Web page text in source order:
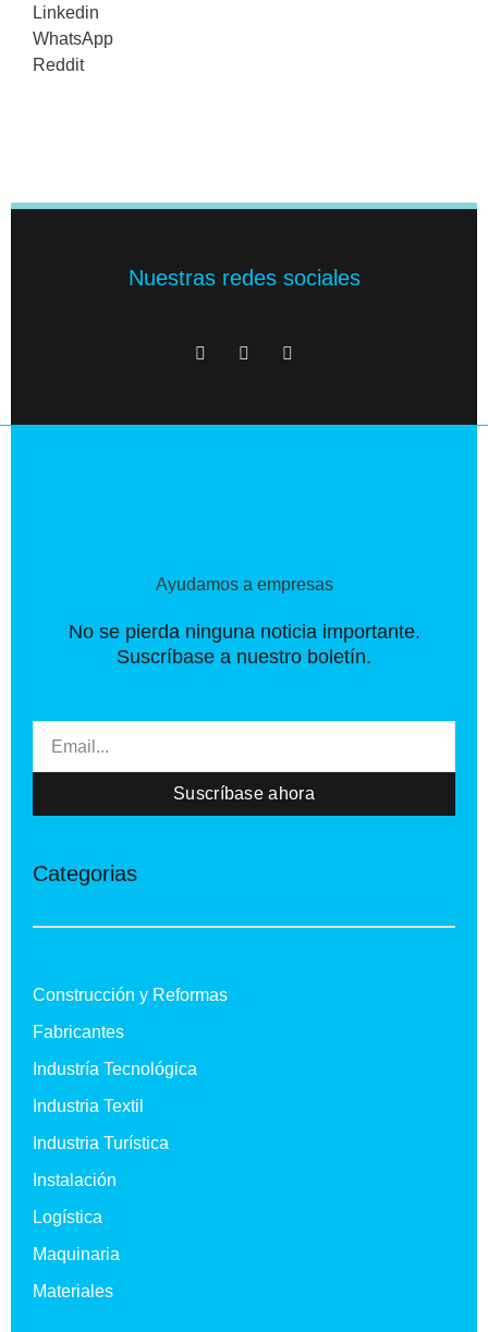
Linkedin
WhatsApp
Reddit
Nuestras redes sociales
F
a
X
-
I
n
Ayudamos a empresas
No se pierda ninguna noticia importante.
Suscríbase a nuestro boletín.
Suscríbase ahora
Categorias
Construcción y Reformas
Fabricantes
Industría Tecnológica
Industria Textil
Industria Turística
Instalación
Logística
Maquinaria
Materiales